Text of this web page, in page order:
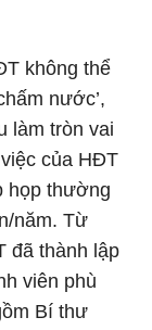
không thể
nước’,
làm tròn vai
của HĐT
họp thường
năm. Từ
đã thành lập
viên phù
Bí thư